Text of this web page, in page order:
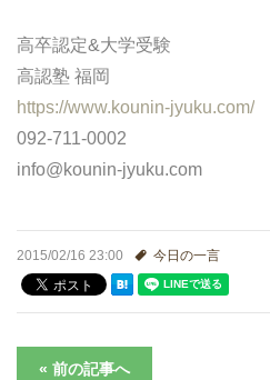
お問い合わせ
高認塾ブログ
進学実績
高卒認定&大学受験
高認塾 福岡
https://www.kounin-jyuku.com/
092-711-0002
info@kounin-jyuku.com
2015/02/16 23:00 今日の一言
« 前の記事へ